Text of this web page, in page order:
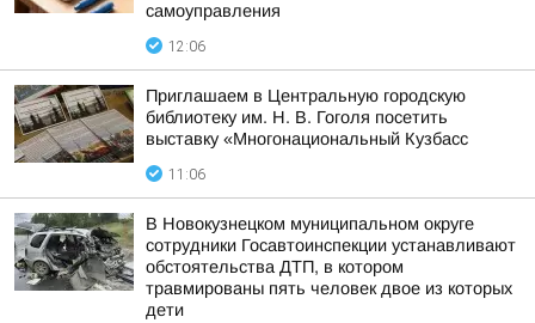
самоуправления
12:06
Приглашаем в Центральную городскую
библиотеку им. Н. В. Гоголя посетить
выставку «Многонациональный Кузбасс
11:06
В Новокузнецком муниципальном округе
сотрудники Госавтоинспекции устанавливают
обстоятельства ДТП, в котором
травмированы пять человек двое из которых
дети